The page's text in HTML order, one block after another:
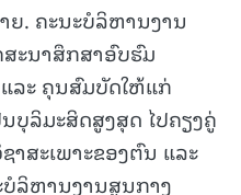
ຍ. ຄະນະບໍລິຫານງານ
ະນາສຶກສາອົບຮົມ
ລະ ຄຸນສົມບັດໃຫ້ແກ່
ບຸລິມະສິດສູງສຸດ ໄປຄຽງຄູ່
າສະເພາະຂອງຕົນ ແລະ
ບໍລິຫານງານສູນກາງ